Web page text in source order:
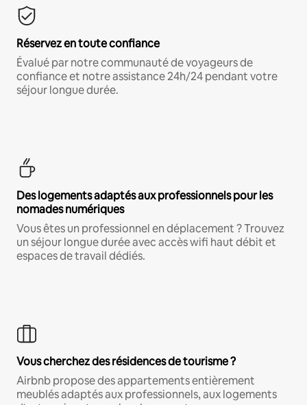
Réservez en toute confiance
Évalué par notre communauté de voyageurs de
confiance et notre assistance 24h/24 pendant votre
séjour longue durée.
Des logements adaptés aux professionnels pour les
nomades numériques
Vous êtes un professionnel en déplacement ? Trouvez
un séjour longue durée avec accès wifi haut débit et
espaces de travail dédiés.
Vous cherchez des résidences de tourisme ?
Airbnb propose des appartements entièrement
meublés adaptés aux professionnels, aux logements